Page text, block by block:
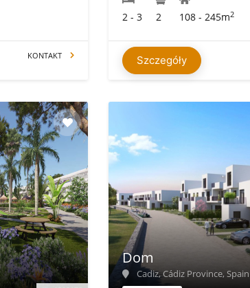
KONTAKT
2 - 3 2 108 - 245m2
Szczegóły
Dom
Cadiz, Cádiz Province, Spain